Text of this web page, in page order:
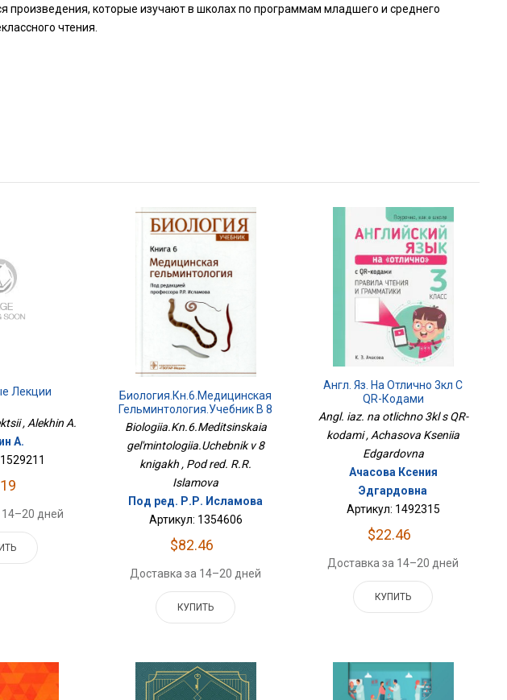
произведения, которые изучают в школах по программам младшего и среднего
чтения.
Лекции
, Alekhin A.
А.
дней
Биология.Кн.6.Медицинская
Гельминтология.Учебник В 8
Книгах
Biologiia.Kn.6.Meditsinskaia
gel'mintologiia.Uchebnik v 8
knigakh , Pod red. R.R.
Islamova
Под ред. Р.Р. Исламова
Артикул: 1354606
$82.46
Доставка за 14–20 дней
КУПИТЬ
Англ. Яз. На Отлично 3кл С
QR-Кодами
Angl. iaz. na otlichno 3kl s QR-
kodami , Achasova Kseniia
Edgardovna
Ачасова Ксения
Эдгардовна
Артикул: 1492315
$22.46
Доставка за 14–20 дней
КУПИТЬ